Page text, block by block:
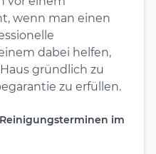
wenn man einen
dabei helfen,
gründlich zu
zu erfüllen.
im